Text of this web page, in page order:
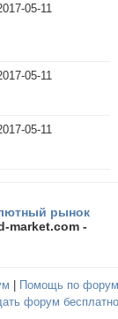
05-11
05-11
05-11
рынок
market.com -
| Помощь по